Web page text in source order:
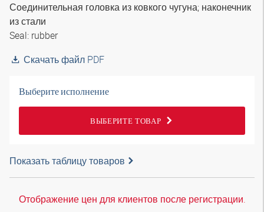
Соединительная головка из ковкого чугуна; наконечник
из стали
Seal: rubber
Скачать файл PDF
Выберите исполнение
ВЫБЕРИТЕ ТОВАР
Показать таблицу товаров
Отображение цен для клиентов после регистрации.